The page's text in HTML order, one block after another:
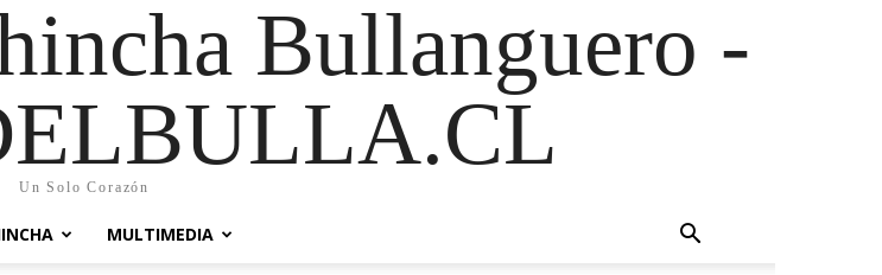
Bullanguero -
Un Solo Corazón
MULTIMEDIA